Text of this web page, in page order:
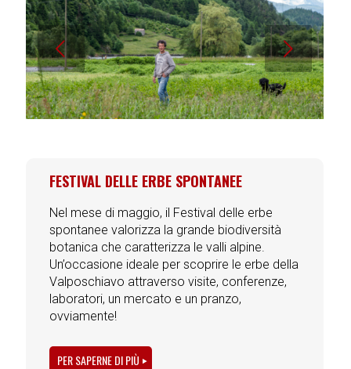
Succ
FESTIVAL DELLE ERBE SPONTANEE
Nel mese di maggio, il Festival delle erbe
spontanee valorizza la grande biodiversità
botanica che caratterizza le valli alpine.
Un’occasione ideale per scoprire le erbe della
Valposchiavo attraverso visite, conferenze,
laboratori, un mercato e un pranzo,
ovviamente!
PER SAPERNE DI PIÙ